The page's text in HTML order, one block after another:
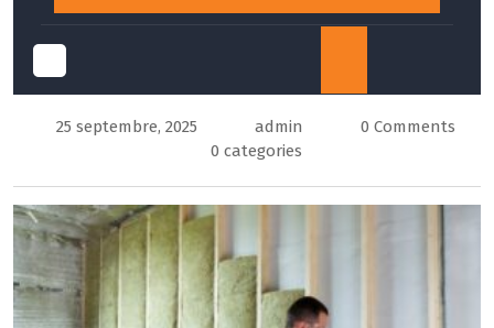
Open
Button
25 septembre, 2025 admin
0 Comments
0 categories